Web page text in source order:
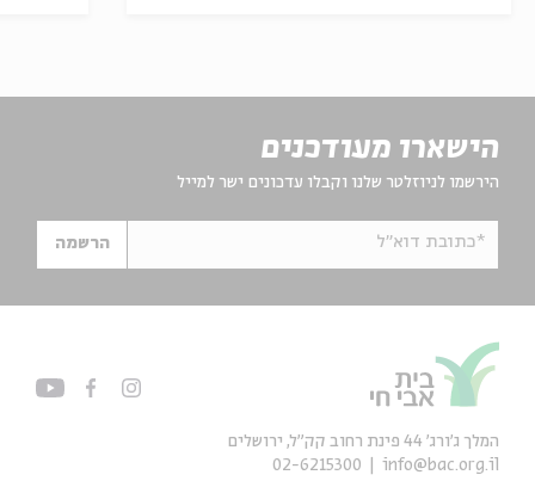
הישארו מעודכנים
הירשמו לניוזלטר שלנו וקבלו עדכונים ישר למייל
*כתובת דוא"ל הרשמה
המלך ג'ורג' 44 פינת רחוב קק״ל, ירושלים
info@bac.org.il
02-6215300